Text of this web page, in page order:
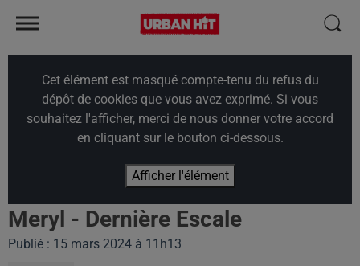
Cet élément est masqué compte-tenu du refus du
dépôt de cookies que vous avez exprimé. Si vous
souhaitez l'afficher, merci de nous donner votre accord
en cliquant sur le bouton ci-dessous.
Afficher l'élément
Meryl - Dernière Escale
Publié : 15 mars 2024 à 11h13